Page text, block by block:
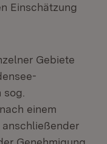
Einschätzung
Gebiete
einem